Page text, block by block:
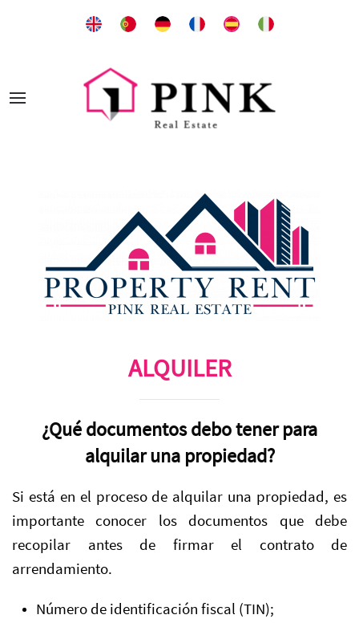
ALQUILER
¿Qué documentos debo tener para
alquilar una propiedad?
Si está en el proceso de alquilar una propiedad, es
importante conocer los documentos que debe
recopilar antes de firmar el contrato de
arrendamiento.
Número de identificación fiscal (TIN);